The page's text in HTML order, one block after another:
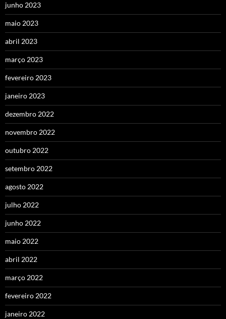
junho 2023
maio 2023
abril 2023
março 2023
fevereiro 2023
janeiro 2023
dezembro 2022
novembro 2022
outubro 2022
setembro 2022
agosto 2022
julho 2022
junho 2022
maio 2022
abril 2022
março 2022
fevereiro 2022
janeiro 2022